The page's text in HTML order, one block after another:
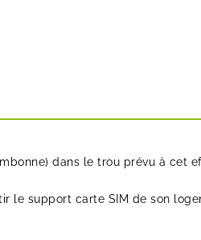
dans le trou prévu à cet
le support carte SIM de son